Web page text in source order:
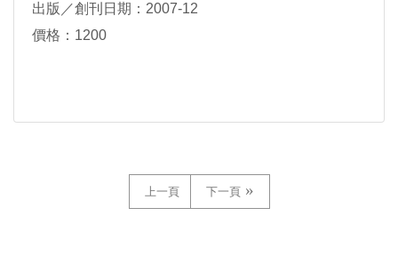
出版／創刊日期：2007-12
價格：1200
上一頁 下一頁